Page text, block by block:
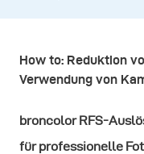
How to: Reduktion
Verwendung von
broncolor RFS-
für professionelle